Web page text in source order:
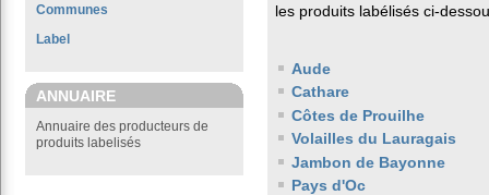
Communes
Label
ANNUAIRE
Annuaire des producteurs de
produits labelisés
les produits labélisés ci-
Aude
Cathare
Côtes de Prouilhe
Volailles du Lauragais
Jambon de Bayonne
Pays d'Oc